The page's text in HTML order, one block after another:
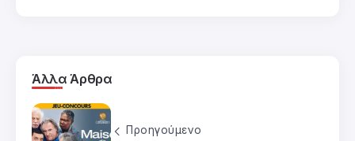
Άλλα Άρθρα
Προηγούμενο